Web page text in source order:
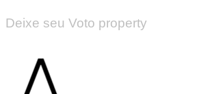
Deixe seu Voto property